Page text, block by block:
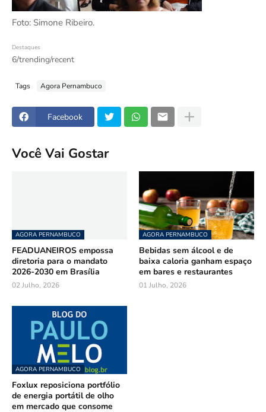
Foto: Simone Ribeiro.
Destaques
6/trending/recent
Tags Agora Pernambuco
Facebook
Você Vai Gostar
AGORA PERNAMBUCO
FEADUANEIROS empossa
diretoria para o mandato
2026-2030 em Brasília
02 Julho, 2026
AGORA PERNAMBUCO
Bebidas sem álcool e de
baixa caloria ganham espaço
em bares e restaurantes
01 Julho, 2026
AGORA PERNAMBUCO
Foxlux reposiciona portfólio
de energia portátil de olho
em mercado que consome